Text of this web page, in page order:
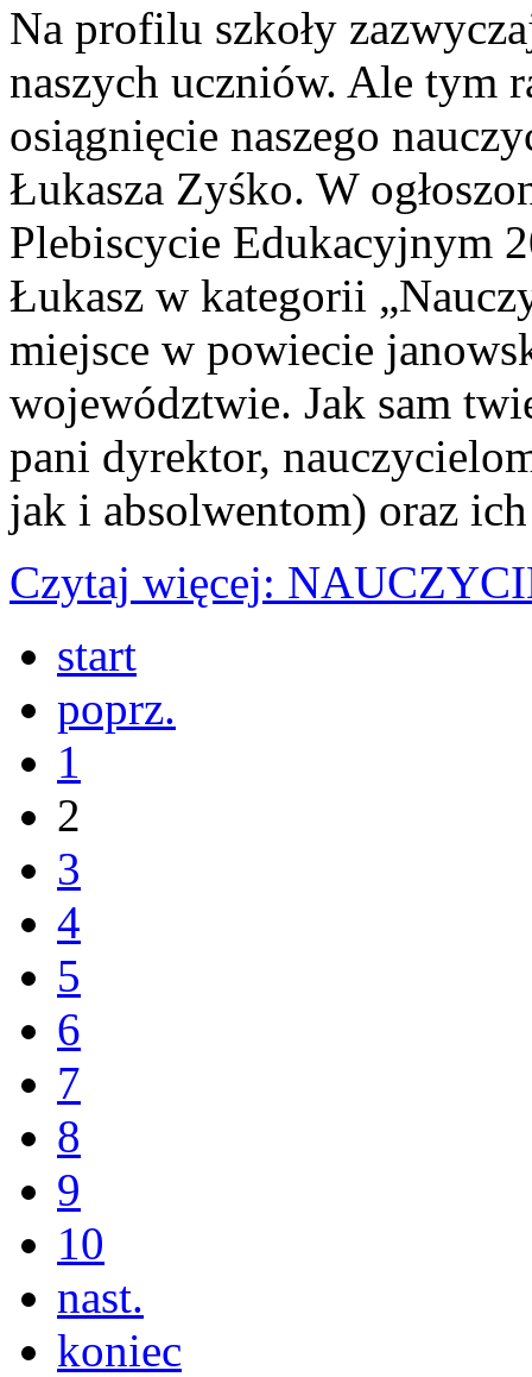
Na profilu szkoły
naszych uczniów. Ale tym
osiągnięcie naszego
Łukasza Zyśko. W
Plebiscycie Edukacyjnym
Łukasz w kategorii
miejsce w powiecie
województwie. Jak sam
pani dyrektor,
jak i absolwentom) oraz
Czytaj więcej:
start
poprz.
1
2
3
4
5
6
7
8
9
10
nast.
koniec